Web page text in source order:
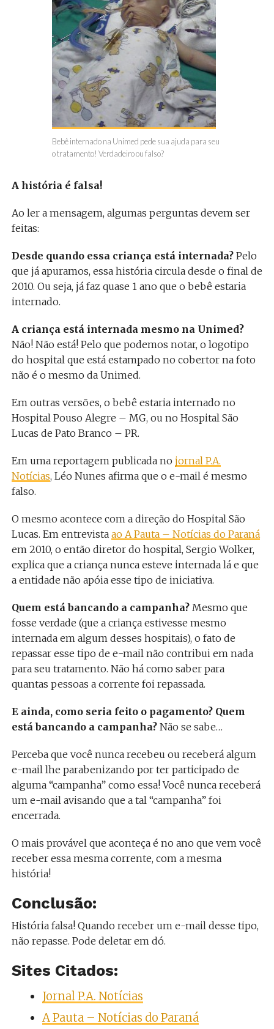
Bebê internado na Unimed pede sua ajuda para seu
o tratamento! Verdadeiro ou falso?
A história é falsa!
Ao ler a mensagem, algumas perguntas devem ser
feitas:
Desde quando essa criança está internada? Pelo
que já apuramos, essa história circula desde o final de
2010. Ou seja, já faz quase 1 ano que o bebê estaria
internado.
A criança está internada mesmo na Unimed?
Não! Não está! Pelo que podemos notar, o logotipo
do hospital que está estampado no cobertor na foto
não é o mesmo da Unimed.
Em outras versões, o bebê estaria internado no
Hospital Pouso Alegre – MG, ou no Hospital São
Lucas de Pato Branco – PR.
Em uma reportagem publicada no jornal P.A.
Notícias, Léo Nunes afirma que o e-mail é mesmo
falso.
O mesmo acontece com a direção do Hospital São
Lucas. Em entrevista ao A Pauta – Notícias do Paraná
em 2010, o então diretor do hospital, Sergio Wolker,
explica que a criança nunca esteve internada lá e que
a entidade não apóia esse tipo de iniciativa.
Quem está bancando a campanha? Mesmo que
fosse verdade (que a criança estivesse mesmo
internada em algum desses hospitais), o fato de
repassar esse tipo de e-mail não contribui em nada
para seu tratamento. Não há como saber para
quantas pessoas a corrente foi repassada.
E ainda, como seria feito o pagamento? Quem
está bancando a campanha?Não se sabe…
Perceba que você nunca recebeu ou receberá algum
e-mail lhe parabenizando por ter participado de
alguma “campanha” como essa! Você nunca receberá
um e-mail avisando que a tal “campanha” foi
encerrada.
O mais provável que aconteça é no ano que vem você
receber essa mesma corrente, com a mesma
história!
Conclusão:
História falsa! Quando receber um e-mail desse tipo,
não repasse. Pode deletar em dó.
Sites Citados:
Jornal P.A. Notícias
A Pauta – Notícias do Paraná